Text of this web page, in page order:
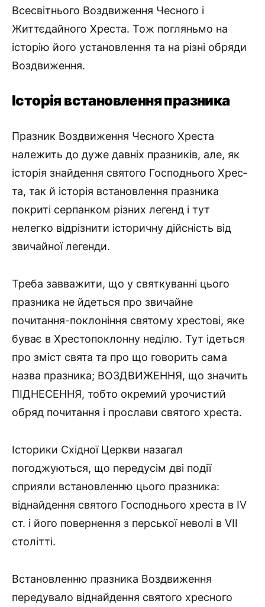
Всесвітнього Воздвиження Чесного і
Життєдайного Хреста. Тож погляньмо на
історію його установлення та на різні обряди
Воздвиження.
Історія встановлення празника
Празник Воздвиження Чесного Хреста
належить до дуже дав­ніх празників, але, як
історія знайдення святого Господнього Хрес­
та, так й історія встановлення празника
покриті серпанком різних легенд і тут
нелегко відрізнити історичну дійсність від
звичайної легенди.
Треба завважити, що у святкуванні цього
празника не йдеться про звичайне
почитання-поклоніння святому хрестові, яке
буває в Хрестопоклонну неділю. Тут ідеться
про зміст свята та про що говорить сама
назва празника; ВОЗДВИЖЕННЯ, що значить
ПІД­НЕСЕННЯ, тобто окремий урочистий
обряд почитання і прослави святого хреста.
Історики Східної Церкви назагал
погоджуються, що передусім дві події
сприяли встановленню цього празника:
віднайдення свя­того Господнього хреста в IV
ст. і його повернення з перської неволі в VII
столітті.
Встановленню празника Воздвиження
передувало віднайдення святого хресного